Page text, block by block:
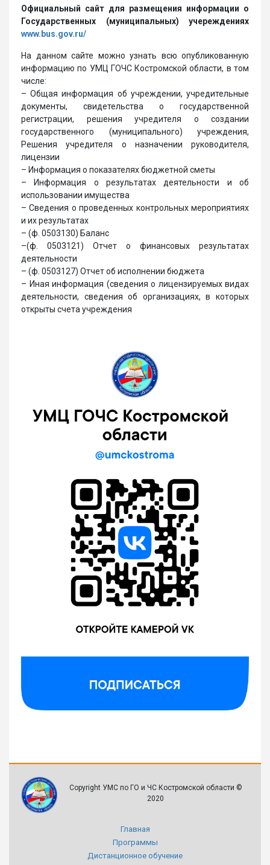
Официальный сайт для размещения информации о
Государственных (муниципальных) учереждениях
www.bus.gov.ru/
На данном сайте можно узнать всю опубликованную
информацию по УМЦ ГОЧС Костромской области, в том
числе:
– Общая информация об учреждении, учредительные
документы, свидетельства о государственной
регистрации, решения учредителя о создании
государственного (муниципального) учреждения,
Решения учредителя о назначении руководителя,
лицензии
– Информация о показателях бюджетной сметы
– Информация о результатах деятельности и об
использовании имущества
– Сведения о проведенных контрольных мероприятиях
и их результатах
– (ф. 0503130) Баланс
–(ф. 0503121) Отчет о финансовых результатах
деятельности
– (ф. 0503127) Отчет об исполнении бюджета
– Иная информация (сведения о лицензируемых видах
деятельности, сведения об организациях, в которых
открыты счета учреждения
Copyright УМС по ГО и ЧС Костромской области ©
2020
Главная
Программы
Дистанционное обучение